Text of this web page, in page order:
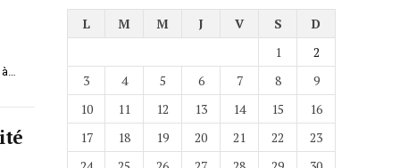
L
M M J V S
D
1
2
3
4 5 6 7 8
9
10
11 12 13 14 15
16
17
18 19 20 21 22
23